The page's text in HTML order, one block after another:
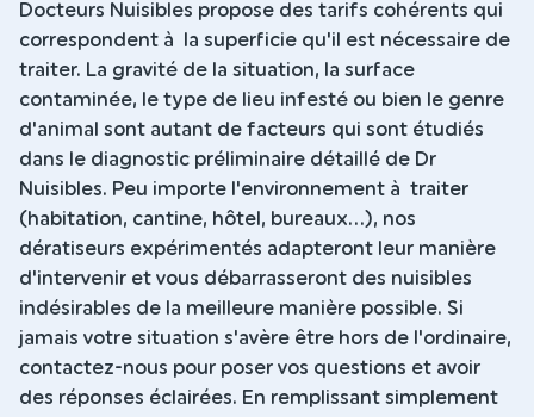
Docteurs Nuisibles propose des tarifs cohérents qui
correspondent à la superficie qu'il est nécessaire de
traiter. La gravité de la situation, la surface
contaminée, le type de lieu infesté ou bien le genre
d'animal sont autant de facteurs qui sont étudiés
dans le diagnostic préliminaire détaillé de Dr
Nuisibles. Peu importe l'environnement à traiter
(habitation, cantine, hôtel, bureaux...), nos
dératiseurs expérimentés adapteront leur manière
d'intervenir et vous débarrasseront des nuisibles
indésirables de la meilleure manière possible. Si
jamais votre situation s'avère être hors de l'ordinaire,
contactez-nous pour poser vos questions et avoir
des réponses éclairées. En remplissant simplement